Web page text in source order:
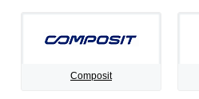
Composit